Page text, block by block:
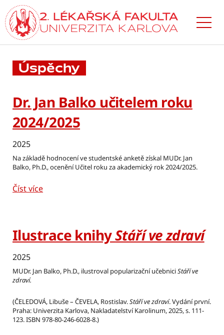
Přejít
k hlavnímu
obsahu
Úspěchy
Dr. Jan Balko učitelem roku
2024/2025
2025
Na základě hodnocení ve studentské anketě získal MUDr. Jan
Balko, Ph.D., ocenění Učitel roku za akademický rok 2024/2025.
Číst více
Ilustrace knihyStáří ve zdraví
2025
MUDr. Jan Balko, Ph.D., ilustroval popularizační učebniciStáří ve
zdraví.
(ČELEDOVÁ, Libuše – ČEVELA, Rostislav.Stáří ve zdraví. Vydání první.
Praha: Univerzita Karlova, Nakladatelství Karolinum, 2025, s. 111-
123. ISBN 978-80-246-6028-8.)